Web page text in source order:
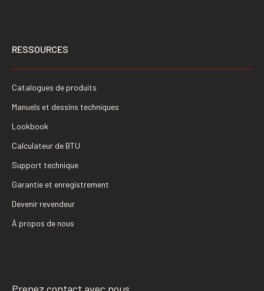
RESSOURCES
Catalogues de produits
Manuels et dessins techniques
Lookbook
Calculateur de BTU
Support technique
Garantie et enregistrement
Devenir revendeur
À propos de nous